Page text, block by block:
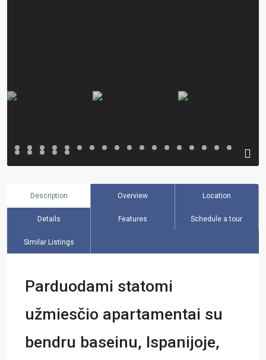
Description Overview Location
Details Features Schedule a tour
Similar Listings
Parduodami statomi
užmiesčio apartamentai su
bendru baseinu, Ispanijoje,